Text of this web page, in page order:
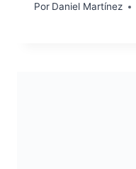
Por Daniel Martínez